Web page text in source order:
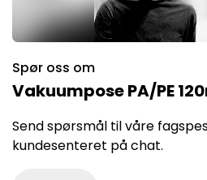
Spør oss om
Vakuumpose PA/PE
Send spørsmål til våre
kundesenteret på chat.